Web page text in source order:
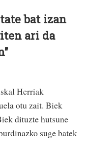
bat izan
ari da
Herriak
otu zait. Biek
dituzte hutsune
suge batek